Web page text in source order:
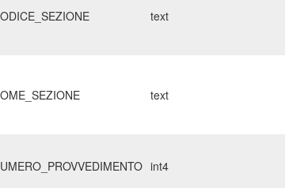
text
text
int4